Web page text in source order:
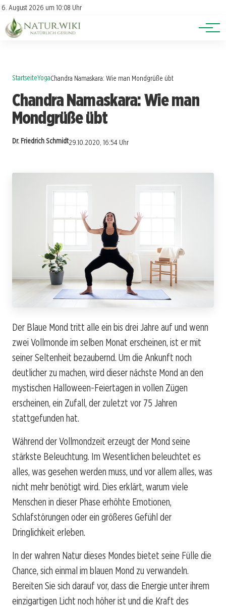
6. August 2026 um 10:08 Uhr
Account
Newsletter
Lexikon
Themen
StartseiteYogaChandra Namaskara: Wie man Mondgrüße übt
Chandra Namaskara: Wie man
Mondgrüße übt
Dr. Friedrich Schmidt29.10.2020, 16:54 Uhr
Der Blaue Mond tritt alle ein bis drei Jahre auf und wenn
zwei Vollmonde im selben Monat erscheinen, ist er mit
seiner Seltenheit bezaubernd. Um die Ankunft noch
deutlicher zu machen, wird dieser nächste Mond an den
mystischen Halloween-Feiertagen in vollen Zügen
erscheinen, ein Zufall, der zuletzt vor 75 Jahren
stattgefunden hat.
Während der Vollmondzeit erzeugt der Mond seine
stärkste Beleuchtung. Im Wesentlichen beleuchtet es
alles, was gesehen werden muss, und vor allem alles, was
nicht mehr benötigt wird. Dies erklärt, warum viele
Menschen in dieser Phase erhöhte Emotionen,
Schlafstörungen oder ein größeres Gefühl der
Dringlichkeit erleben.
In der wahren Natur dieses Mondes bietet seine Fülle die
Chance, sich einmal im blauen Mond zu verwandeln.
Bereiten Sie sich darauf vor, dass die Energie unter ihrem
einzigartigen Licht noch höher ist und die Kraft des